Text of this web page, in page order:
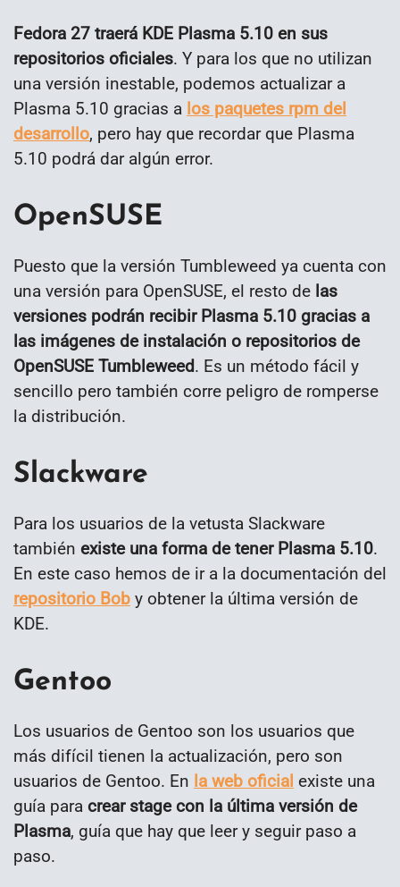
Fedora 27 traerá KDE Plasma 5.10 en sus
repositorios oficiales. Y para los que no utilizan
una versión inestable, podemos actualizar a
Plasma 5.10 gracias a los paquetes rpm del
desarrollo, pero hay que recordar que Plasma
5.10 podrá dar algún error.
OpenSUSE
Puesto que la versión Tumbleweed ya cuenta con
una versión para OpenSUSE, el resto de las
versiones podrán recibir Plasma 5.10 gracias a
las imágenes de instalación o repositorios de
OpenSUSE Tumbleweed. Es un método fácil y
sencillo pero también corre peligro de romperse
la distribución.
Slackware
Para los usuarios de la vetusta Slackware
también existe una forma de tener Plasma 5.10.
En este caso hemos de ir a la documentación del
repositorio Bob y obtener la última versión de
KDE.
Gentoo
Los usuarios de Gentoo son los usuarios que
más difícil tienen la actualización, pero son
usuarios de Gentoo. En la web oficial existe una
guía para crear stage con la última versión de
Plasma, guía que hay que leer y seguir paso a
paso.